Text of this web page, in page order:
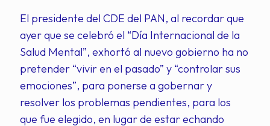
El presidente del CDE del PAN, al recordar que
ayer que se celebró el “Día Internacional de la
Salud Mental”, exhortó al nuevo gobierno ha no
pretender “vivir en el pasado” y “controlar sus
emociones”, para ponerse a gobernar y
resolver los problemas pendientes, para los
que fue elegido, en lugar de estar echando